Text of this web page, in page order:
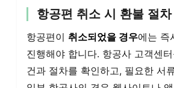
항공편 취소 시 환불 절차
항공편이 취소되었을 경우에는 즉
진행해야 합니다. 항공사 고객센
건과 절차를 확인하고, 필요한 서